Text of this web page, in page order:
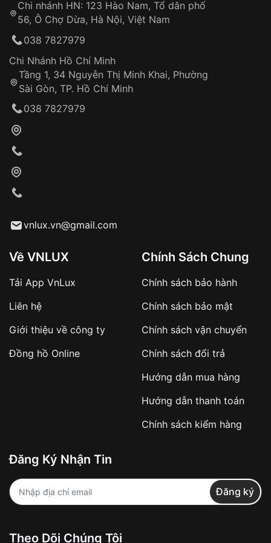
Từ khóa SEO:
Khách hàng kiểm tra và thanh toán trực tiếp
Từ khóa SEO:
sản phẩm đặc biệt
hàng
Số tiền còn lại thanh toán khi nhận hàng hoặc
✔️ Đảm bảo xử lý đơn hàng nhanh chóng
✔️ Hạn chế tình trạng hủy đơn không mong
Từ khóa SEO:
Khách hàng được
Đảm bảo quyền lợi khách hàng
Đồng hành cùng khách hàng trong suốt quá
trình sử dụng
Chi nhánh HN: 123 Hào Nam, Tổ dân phố
56, Ô Chợ Dừa, Hà Nội, Việt Nam
038 7827979
Chi Nhánh Hồ Chí Minh
Tầng 1, 34 Nguyễn Thị Minh Khai, Phường
Sài Gòn, TP. Hồ Chí Minh
038 7827979
vnlux.vn@gmail.com
Về VNLUX
Tải App VnLux
Liên hệ
Giới thiệu về công ty
Đồng hồ Online
Chính Sách Chung
Chính sách bảo hành
Chính sách bảo mật
Chính sách vận chuyển
Chính sách đổi trả
Hướng dẫn mua hàng
Hướng dẫn thanh toán
Chính sách kiểm hàng
Đăng Ký Nhận Tin
Đăng ký
Theo Dõi Chúng Tôi